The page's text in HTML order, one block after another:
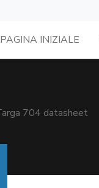
PAGINA INIZIALE